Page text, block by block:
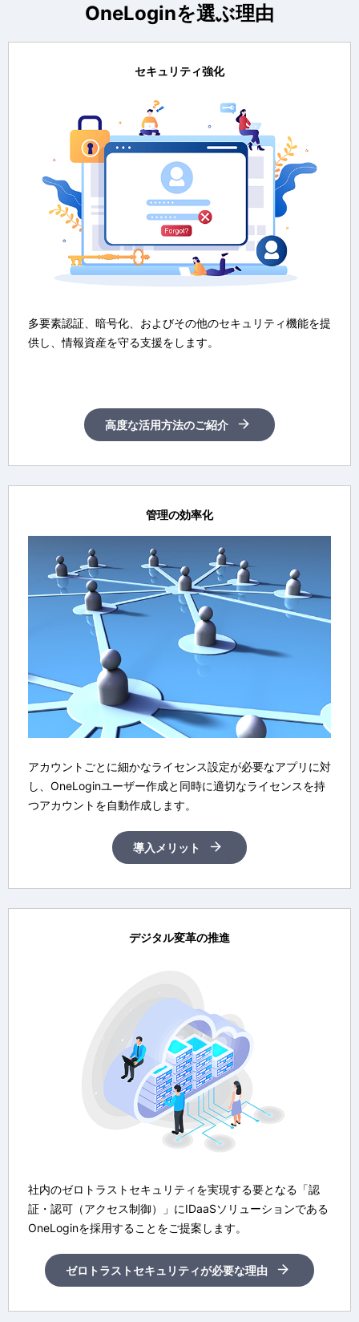
a
V
i
d
e
o
OneLoginを選ぶ理由
セキュリティ強化
多要素認証、暗号化、およびその他のセキュリティ機能を提
供し、情報資産を守る支援をします。
高度な活用方法のご紹介
管理の効率化
アカウントごとに細かなライセンス設定が必要なアプリに対
し、OneLoginユーザー作成と同時に適切なライセンスを持
つアカウントを自動作成します。
導入メリット
デジタル変革の推進
社内のゼロトラストセキュリティを実現する要となる「認
証・認可（アクセス制御）」にIDaaSソリューションである
OneLoginを採用することをご提案します。
ゼロトラストセキュリティが必要な理由